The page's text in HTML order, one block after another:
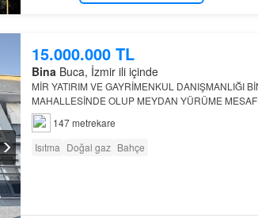
15.000.000 TL
Bina Buca, İzmir ili içinde
MİR YATIRIM VE GAYRİMENKUL DANIŞMANLIĞI
MAHALLESİNDE OLUP MEYDAN YÜRÜME
147 metrekare
Isıtma Doğal gaz Bahçe